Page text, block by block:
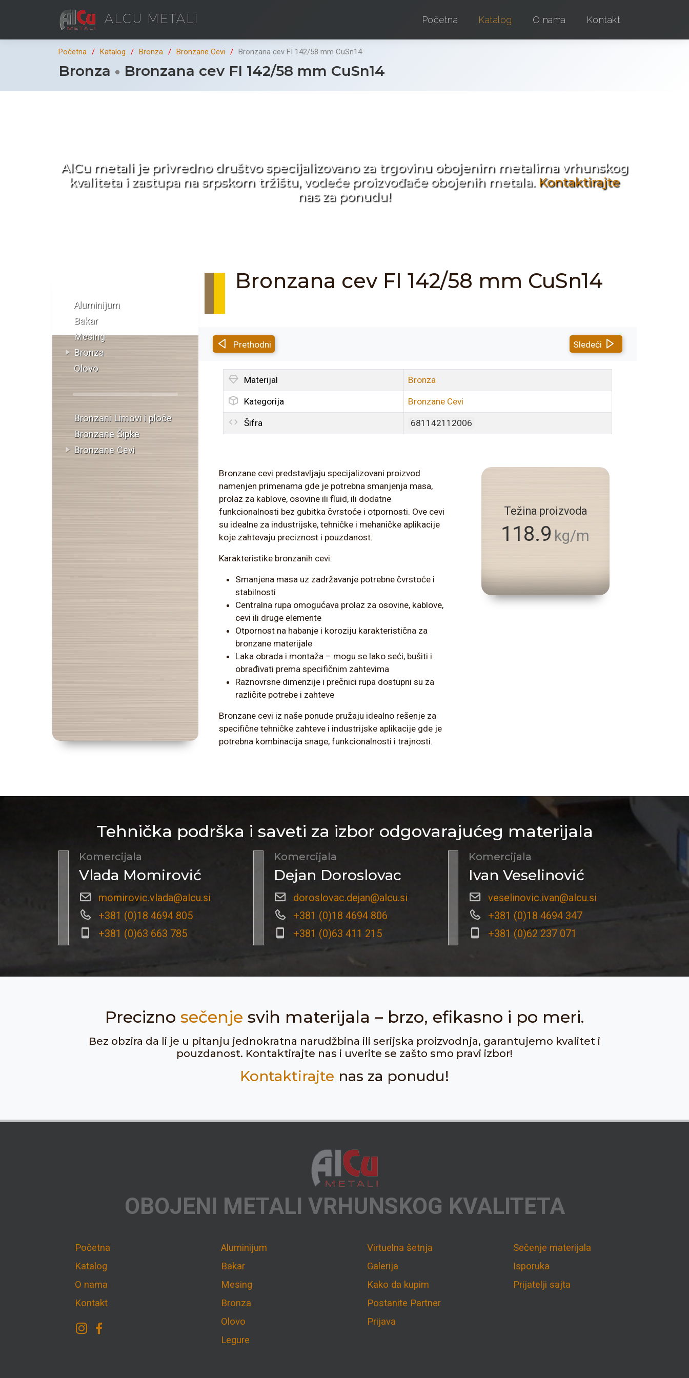
ALCU METALI Početna Katalog O nama Kontakt
Početna Katalog Bronza Bronzane Cevi Bronzana cev FI 142/58 mm CuSn14
Bronza Bronzana cev FI 142/58 mm CuSn14
AlCu metali je privredno društvo specijalizovano za trgovinu obojenim metalima vrhunskog
kvaliteta i zastupa na srpskom tržištu, vodeće proizvođače obojenih metala. Kontaktirajte
nas za ponudu!
Aluminijum
Bakar
Mesing
Bronza
Olovo
Bronzani Limovi i ploče
Bronzane Šipke
Bronzane Cevi
Bronzana cev FI 142/58 mm CuSn14
Prethodni Sledeći
Materijal Bronza
Kategorija Bronzane Cevi
Šifra 681142112006
Bronzane cevi predstavljaju specijalizovani proizvod
namenjen primenama gde je potrebna smanjenja masa,
prolaz za kablove, osovine ili fluid, ili dodatne
funkcionalnosti bez gubitka čvrstoće i otpornosti. Ove cevi
su idealne za industrijske, tehničke i mehaničke aplikacije
koje zahtevaju preciznost i pouzdanost.
Karakteristike bronzanih cevi:
Smanjena masa uz zadržavanje potrebne čvrstoće i
stabilnosti
Centralna rupa omogućava prolaz za osovine, kablove,
cevi ili druge elemente
Otpornost na habanje i koroziju karakteristična za
bronzane materijale
Laka obrada i montaža – mogu se lako seći, bušiti i
obrađivati prema specifičnim zahtevima
Raznovrsne dimenzije i prečnici rupa dostupni su za
različite potrebe i zahteve
Bronzane cevi iz naše ponude pružaju idealno rešenje za
specifične tehničke zahteve i industrijske aplikacije gde je
potrebna kombinacija snage, funkcionalnosti i trajnosti.
Težina proizvoda
118.9 kg/m
Tehnička podrška i saveti za izbor odgovarajućeg materijala
Komercijala
Vlada Momirović
momirovic.vlada@alcu.si
+381 (0)18 4694 805
+381 (0)63 663 785
Komercijala
Dejan Doroslovac
doroslovac.dejan@alcu.si
+381 (0)18 4694 806
+381 (0)63 411 215
Komercijala
Ivan Veselinović
veselinovic.ivan@alcu.si
+381 (0)18 4694 347
+381 (0)62 237 071
Precizno sečenje svih materijala – brzo, efikasno i po meri.
Bez obzira da li je u pitanju jednokratna narudžbina ili serijska proizvodnja, garantujemo kvalitet i
pouzdanost. Kontaktirajte nas i uverite se zašto smo pravi izbor!
Kontaktirajte nas za ponudu!
OBOJENI METALI VRHUNSKOG KVALITETA
Početna
Katalog
O nama
Kontakt
Aluminijum
Bakar
Mesing
Bronza
Olovo
Legure
Virtuelna šetnja
Galerija
Kako da kupim
Postanite Partner
Prijava
Sečenje materijala
Isporuka
Prijatelji sajta